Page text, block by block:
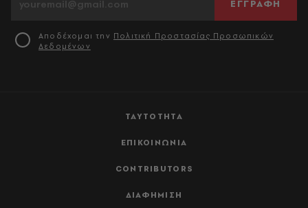
ΤΑΥΤΟΤΗΤΑ
ΕΠΙΚΟΙΝΩΝΙΑ
CONTRIBUTORS
ΔΙΑΦΗΜΙΣΗ
ΕΓΓΡΑΦΗ
Αποδέχομαι την Πολιτική Προστασίας Προσωπικών
Δεδομένων